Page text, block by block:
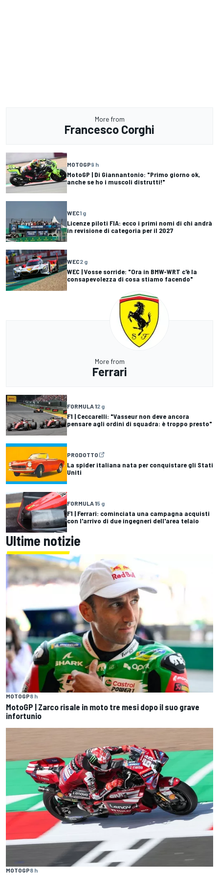
More from
Francesco Corghi
MOTOGP9 h
MotoGP | Di Giannantonio: "Primo giorno ok,
anche se ho i muscoli distrutti!"
WEC1 g
Licenze piloti FIA: ecco i primi nomi di chi andrà
in revisione di categoria per il 2027
WEC2 g
WEC | Vosse sorride: "Ora in BMW-WRT c'è la
consapevolezza di cosa stiamo facendo"
More from
Ferrari
FORMULA 12 g
F1 | Ceccarelli: "Vasseur non deve ancora
pensare agli ordini di squadra: è troppo presto"
PRODOTTO
La spider italiana nata per conquistare gli Stati
Uniti
FORMULA 15 g
F1 | Ferrari: cominciata una campagna acquisti
con l'arrivo di due ingegneri dell'area telaio
Ultime notizie
MOTOGP8 h
MotoGP | Zarco risale in moto tre mesi dopo il suo grave
infortunio
MOTOGP8 h